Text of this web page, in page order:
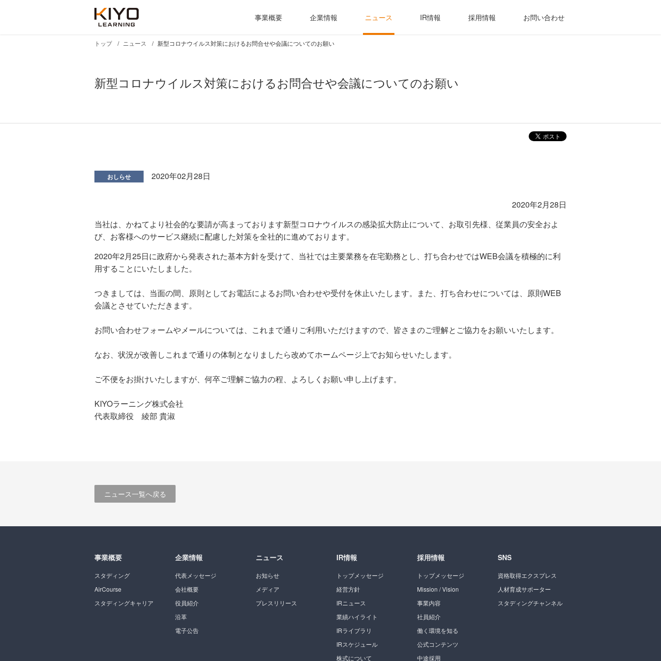
事業概要 企業情報 ニュース IR情報 採用情報 お問い合わせ
新型コロナウイルス対策におけるお問合せや会議についてのお願い
トップ ニュース 新型コロナウイルス対策におけるお問合せや会議についてのお願い
おしらせ 2020年02月28日
2020年2月28日
当社は、かねてより社会的な要請が高まっております新型コロナウイルスの感染拡大防止について、お取引先様、従業員の安全およ
び、お客様へのサービス継続に配慮した対策を全社的に進めております。
2020年2月25日に政府から発表された基本方針を受けて、当社では主要業務を在宅勤務とし、打ち合わせではWEB会議を積極的に利
用することにいたしました。
つきましては、当面の間、原則としてお電話によるお問い合わせや受付を休止いたします。また、打ち合わせについては、原則WEB
会議とさせていただきます。
お問い合わせフォームやメールについては、これまで通りご利用いただけますので、皆さまのご理解とご協力をお願いいたします。
なお、状況が改善しこれまで通りの体制となりましたら改めてホームページ上でお知らせいたします。
ご不便をお掛けいたしますが、何卒ご理解ご協力の程、よろしくお願い申し上げます。
KIYOラーニング株式会社
代表取締役 綾部 貴淑
ニュース一覧へ戻る
事業概要
スタディング
AirCourse
スタディングキャリア
企業情報
代表メッセージ
会社概要
役員紹介
沿革
電子公告
ニュース
お知らせ
メディア
プレスリリース
IR情報
トップメッセージ
経営方針
IRニュース
業績ハイライト
IRライブラリ
IRスケジュール
株式について
採用情報
トップメッセージ
Mission / Vision
事業内容
社員紹介
働く環境を知る
公式コンテンツ
中途採用
SNS
資格取得エクスプレス
人材育成サポーター
スタディングチャンネル